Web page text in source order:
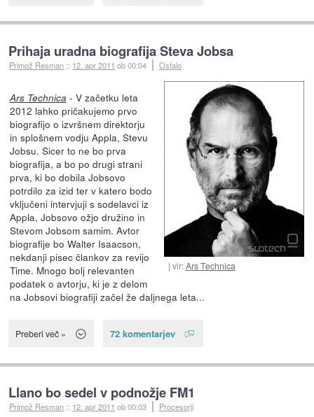
Prihaja uradna biografija Steva Jobsa
Primož Resman :: 12. apr 2011 ob 00:04 Ostalo
vir:Ars Technica
Ars Technica - V začetku leta
2012 lahko pričakujemo prvo
biografijo o izvršnem direktorju
in splošnem vodju Appla, Stevu
Jobsu. Sicer to ne bo prva
biografija, a bo po drugi strani
prva, ki bo dobila Jobsovo
potrdilo za izid ter v katero bodo
vključeni intervjuji s sodelavci iz
Appla, Jobsovo ožjo družino in
Stevom Jobsom samim. Avtor
biografije bo Walter Isaacson,
nekdanji pisec člankov za revijo
Time. Mnogo bolj relevanten
podatek o avtorju, ki je z delom
na Jobsovi biografiji začel že daljnega leta...
Preberi več » 72 komentarjev
Llano bo sedel v podnožje FM1
Primož Resman :: 12. apr 2011 ob 00:03 Procesorji